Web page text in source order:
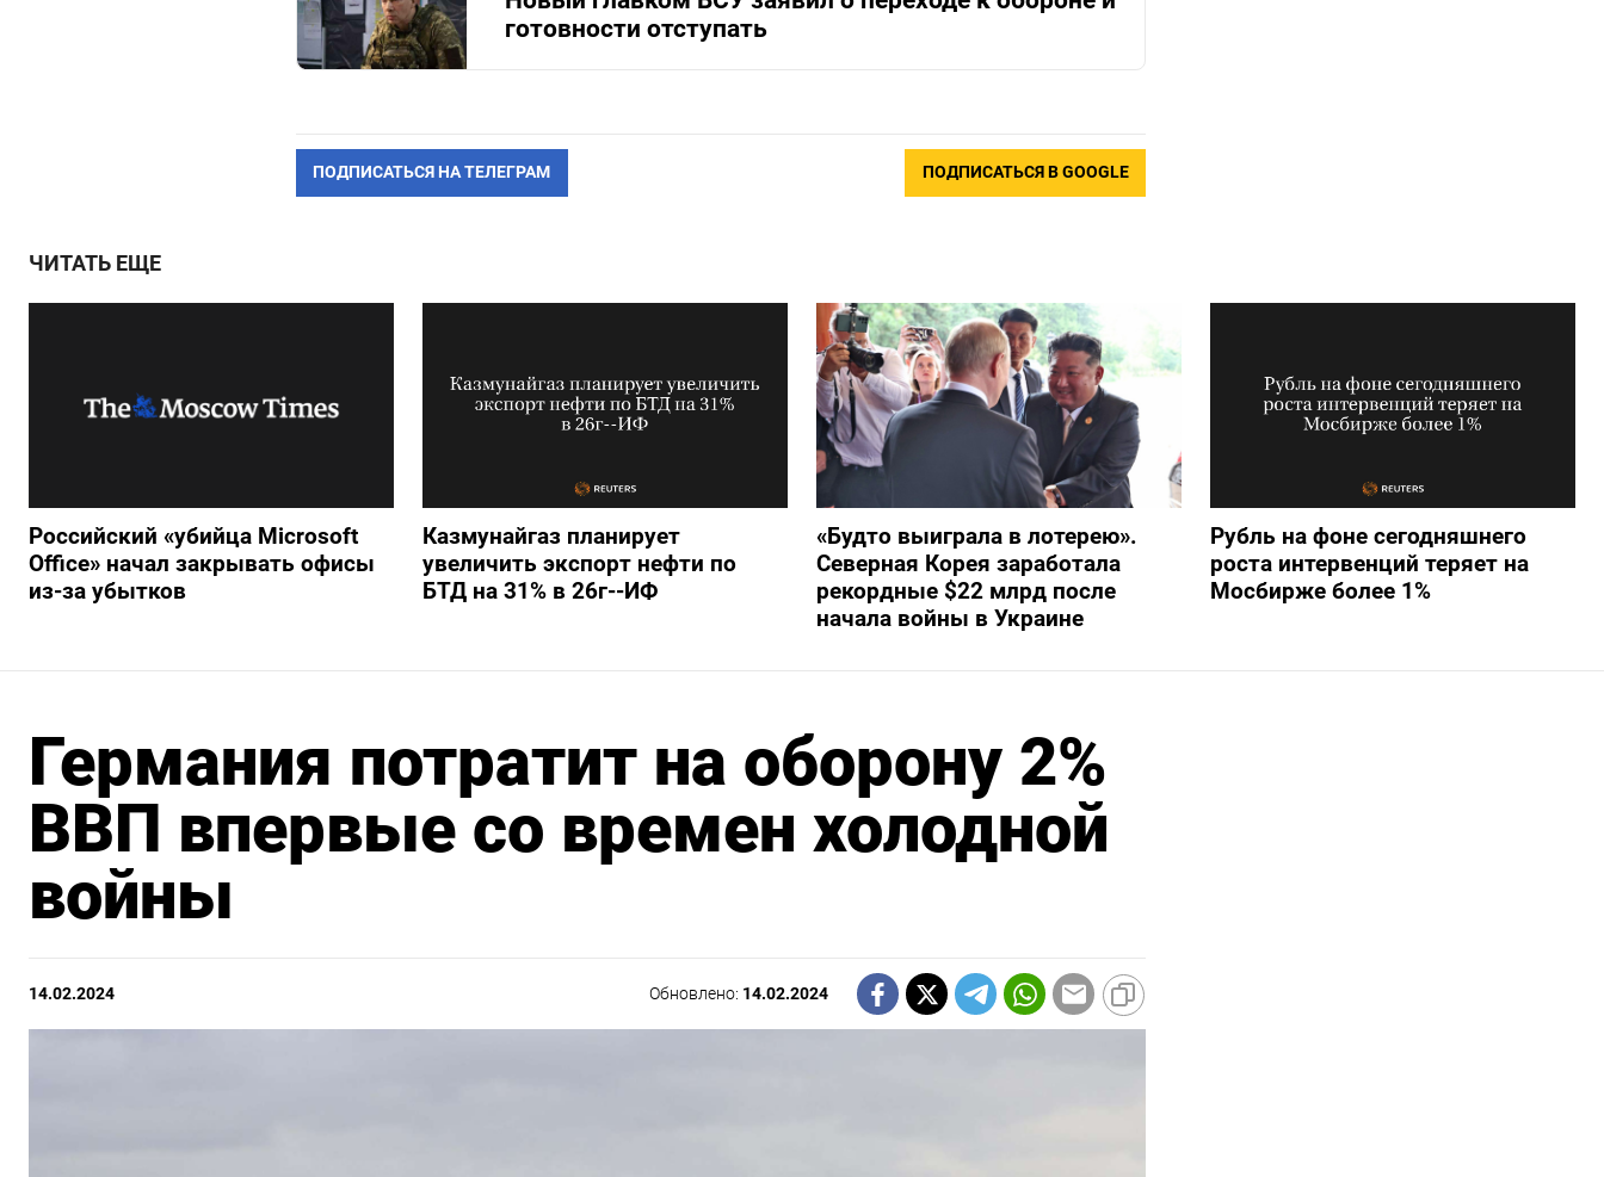
готовности отступать
ПОДПИСАТЬСЯ НА ТЕЛЕГРАМ ПОДПИСАТЬСЯ В GOOGLE
ЧИТАТЬ ЕЩЕ
Российский «убийца Microsoft
Office» начал закрывать офисы
из-за убытков
Казмунайгаз планирует
увеличить экспорт нефти по
БТД на 31% в 26г--ИФ
«Будто выиграла в лотерею».
Северная Корея заработала
рекордные $22 млрд после
начала войны в Украине
Рубль на фоне сегодняшнего
роста интервенций теряет на
Мосбирже более 1%
Германия потратит на оборону 2%
ВВП впервые со времен холодной
войны
14.02.2024 Обновлено: 14.02.2024